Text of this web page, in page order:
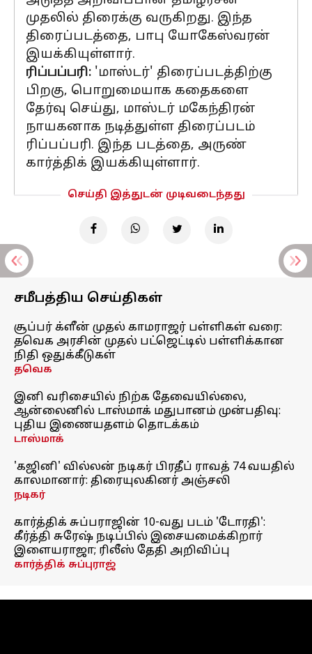
முதலில் திரைக்கு வருகிறது. இந்த
திரைப்படத்தை, பாபு யோகேஸ்வரன்
இயக்கியுள்ளார்.
ரிப்பப்பரி: 'மாஸ்டர்' திரைப்படத்திற்கு
பிறகு, பொறுமையாக கதைகளை
தேர்வு செய்து, மாஸ்டர் மகேந்திரன்
நாயகனாக நடித்துள்ள திரைப்படம்
ரிப்பப்பரி. இந்த படத்தை, அருண்
கார்த்திக் இயக்கியுள்ளார்.
செய்தி இத்துடன் முடிவடைந்தது
சமீபத்திய செய்திகள்
சூப்பர் க்ளீன் முதல் காமராஜர் பள்ளிகள் வரை:
தவெக அரசின் முதல் பட்ஜெட்டில் பள்ளிக்கான
நிதி ஒதுக்கீடுகள்
தவெக
இனி வரிசையில் நிற்க தேவையில்லை,
ஆன்லைனில் டாஸ்மாக் மதுபானம் முன்பதிவு:
புதிய இணையதளம் தொடக்கம்
டாஸ்மாக்
'கஜினி' வில்லன் நடிகர் பிரதீப் ராவத் 74 வயதில்
காலமானார்: திரையுலகினர் அஞ்சலி
நடிகர்
கார்த்திக் சுப்பராஜின் 10-வது படம் 'டோரதி':
கீர்த்தி சுரேஷ் நடிப்பில் இசையமைக்கிறார்
இளையராஜா; ரிலீஸ் தேதி அறிவிப்பு
கார்த்திக் சுப்புராஜ்